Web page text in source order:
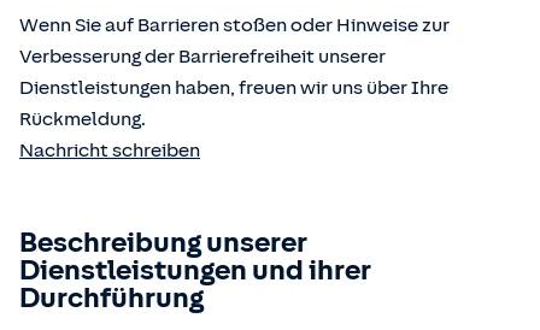
Wenn Sie auf Barrieren stoßen oder Hinweise zur
Verbesserung der Barrierefreiheit unserer
Dienstleistungen haben, freuen wir uns über Ihre
Rückmeldung.
Nachricht schreiben
Beschreibung unserer
Dienstleistungen und ihrer
Durchführung